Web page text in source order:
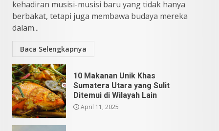
kehadiran musisi-musisi baru yang tidak hanya
berbakat, tetapi juga membawa budaya mereka
dalam...
Baca Selengkapnya
10 Makanan Unik Khas
Sumatera Utara yang Sulit
Ditemui di Wilayah Lain
April 11, 2025